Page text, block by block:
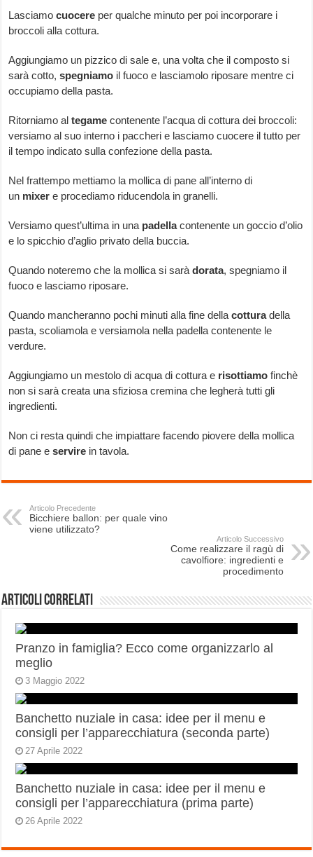
Lasciamocuocere per qualche minuto per poi incorporare i
broccoli alla cottura.
Aggiungiamo un pizzico di sale e, una volta che il composto si
sarà cotto,spegniamo il fuoco e lasciamolo riposare mentre ci
occupiamo della pasta.
Ritorniamo altegame contenente l’acqua di cottura dei broccoli:
versiamo al suo interno i paccheri e lasciamo cuocere il tutto per
il tempo indicato sulla confezione della pasta.
Nel frattempo mettiamo la mollica di pane all’interno di
un mixer e procediamo riducendola in granelli.
Versiamo quest’ultima in una padellacontenente un goccio d’olio
e lo spicchio d’aglio privato della buccia.
Quando noteremo che la mollica si saràdorata, spegniamo il
fuoco e lasciamo riposare.
Quando mancheranno pochi minuti alla fine dellacotturadella
pasta, scoliamola e versiamola nella padella contenente le
verdure.
Aggiungiamo un mestolo di acqua di cottura e risottiamo finchè
non si sarà creata una sfiziosa cremina che legherà tutti gli
ingredienti.
Non ci resta quindi che impiattare facendo piovere della mollica
di pane eservire in tavola.
Articolo Precedente
Bicchiere ballon: per quale vino
viene utilizzato?
Articolo Successivo
Come realizzare il ragù di
cavolfiore: ingredienti e
procedimento
Articoli correlati
Pranzo in famiglia? Ecco come organizzarlo al
meglio
3 Maggio 2022
Banchetto nuziale in casa: idee per il menu e
consigli per l’apparecchiatura (seconda parte)
27 Aprile 2022
Banchetto nuziale in casa: idee per il menu e
consigli per l’apparecchiatura (prima parte)
26 Aprile 2022